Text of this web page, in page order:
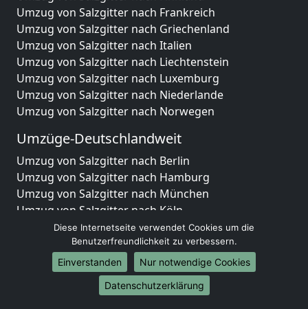
Umzug von Salzgitter nach Frankreich
Umzug von Salzgitter nach Griechenland
Umzug von Salzgitter nach Italien
Umzug von Salzgitter nach Liechtenstein
Umzug von Salzgitter nach Luxemburg
Umzug von Salzgitter nach Niederlande
Umzug von Salzgitter nach Norwegen
Umzüge-Deutschlandweit
Umzug von Salzgitter nach Berlin
Umzug von Salzgitter nach Hamburg
Umzug von Salzgitter nach München
Umzug von Salzgitter nach Köln
Umzug von Salzgitter nach Frankfurt am Main
Umzug von Salzgitter nach Stuttgart
Umzug von Salzgitter nach Düsseldorf
Umzug von Salzgitter nach Leipzig
Umzug von Salzgitter nach Dortmund
Diese Internetseite verwendet Cookies um die
Benutzerfreundlichkeit zu verbessern.
Einverstanden
Nur notwendige Cookies
Datenschutzerklärung